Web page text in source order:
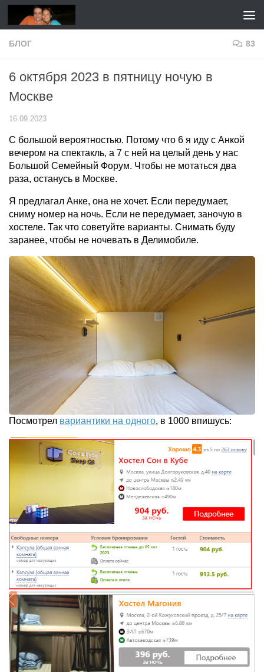
Перейти к содержимому
БЛОГ 83
6 октября 2023 в пятницу ночую в
Москве
16.09.2023
С большой вероятностью. Потому что 6 я иду с Анкой
вечером на спектакль, а 7 с ней на целый день у нас
Большой Семейный Форум. Чтобы не мотаться два
раза, останусь в Москве.
Я предлагал Анке, она не хочет. Если передумает,
сниму номер на ночь. Если не передумает, заночую в
хостеле. Так что советуйте варианты. Снимать буду
заранее, чтобы не ночевать в Делимобиле.
Посмотрел вариантики на одного, в 1000 впишусь: